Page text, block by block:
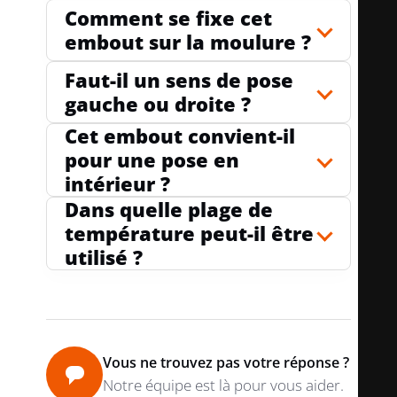
Comment se fixe cet
embout sur la moulure ?
Faut-il un sens de pose
gauche ou droite ?
Cet embout convient-il
pour une pose en
intérieur ?
Dans quelle plage de
température peut-il être
utilisé ?
Vous ne trouvez pas votre réponse ?
Notre équipe est là pour vous aider.